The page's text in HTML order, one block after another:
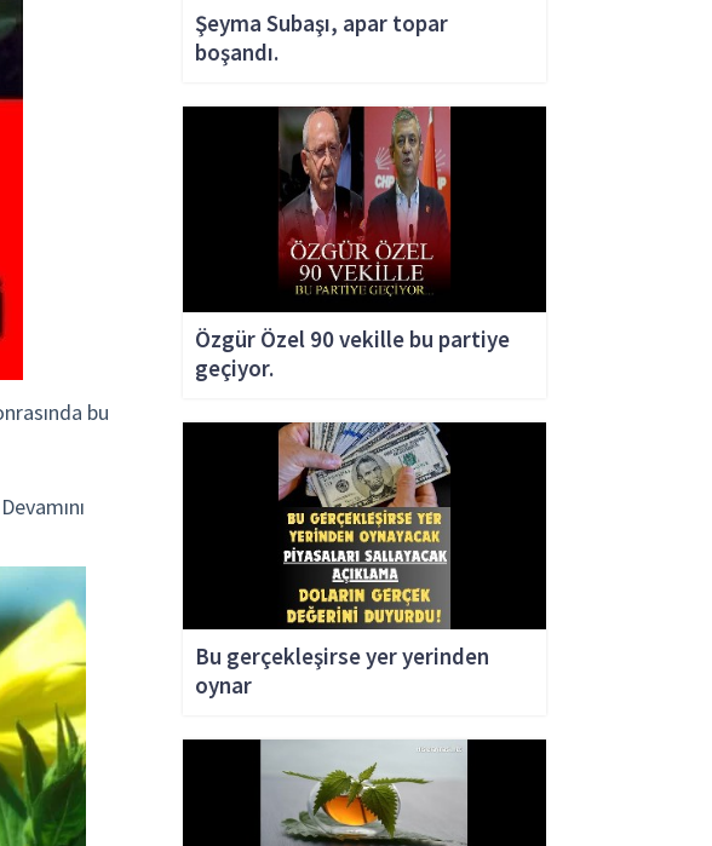
bu
Şeyma Subaşı, apar topar
boşandı.
Özgür Özel 90 vekille bu partiye
geçiyor.
Bu gerçekleşirse yer yerinden
oynar